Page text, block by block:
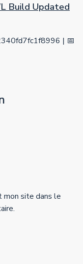
Build Updated
| 📅
mon site dans le